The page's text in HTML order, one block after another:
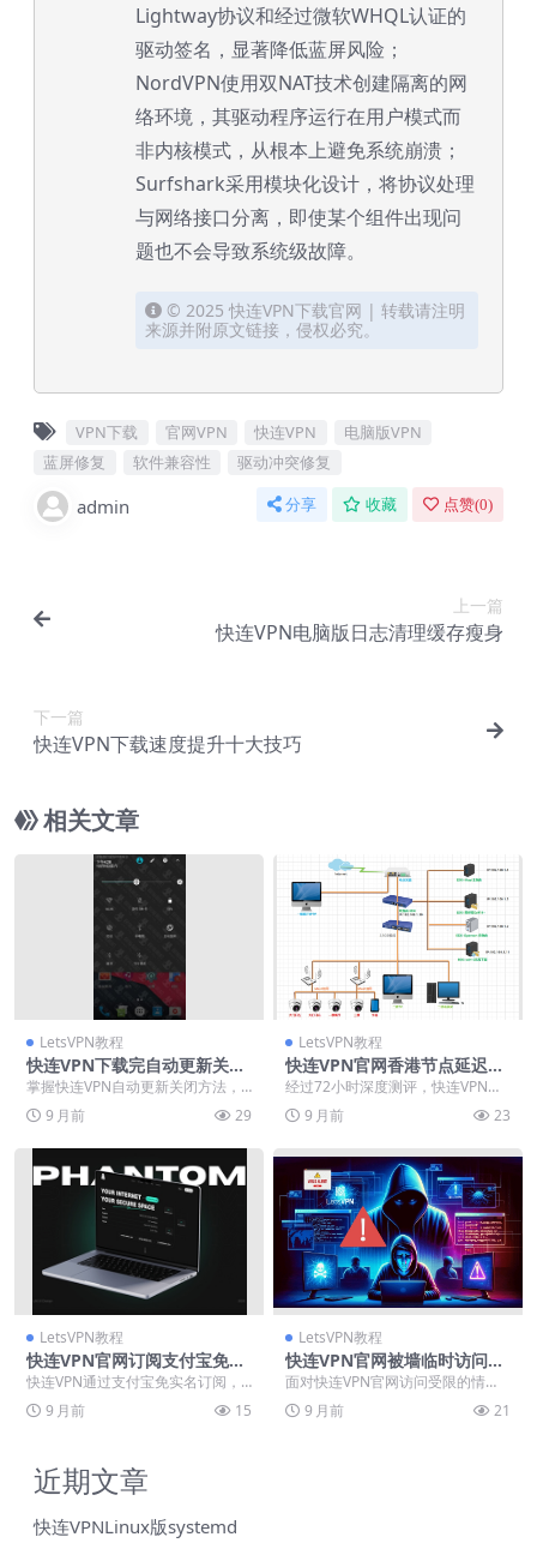
Lightway协议和经过微软WHQL认证的
驱动签名，显著降低蓝屏风险；
NordVPN使用双NAT技术创建隔离的网
络环境，其驱动程序运行在用户模式而
非内核模式，从根本上避免系统崩溃；
Surfshark采用模块化设计，将协议处理
与网络接口分离，即使某个组件出现问
题也不会导致系统级故障。
© 2025 快连VPN下载官网 | 转载请注明
来源并附原文链接，侵权必究。
VPN下载 官网VPN 快连VPN
电脑版VPN
蓝屏修复
软件兼容性 驱动冲突修复
admin 分享 收藏 点赞(0)
上一篇
快连VPN电脑版日志清理缓存瘦身
下一篇
快连VPN下载速度提升十大技巧
相关文章
LetsVPN教程
快连VPN下载完自动更新关闭
方法
掌握快连VPN自动更新关闭方法，
全面管理软件行为避免流量消耗与
连接中断。了解Wi...
9 月前 29
LetsVPN教程
快连VPN官网香港节点延迟测
评
经过72小时深度测评，快连VPN香
港节点展现出卓越性能：平均延迟
低至38毫秒，晚...
9 月前 23
LetsVPN教程
快连VPN官网订阅支付宝免实
名
快连VPN通过支付宝免实名订阅，
为用户提供高效安全的网络隐私保
护方案。该工具以高...
9 月前 15
LetsVPN教程
快连VPN官网被墙临时访问方
案
面对快连VPN官网访问受限的情
况，用户可通过镜像网站、更换DN
S或好友分享等多种...
9 月前 21
近期文章
快连VPNLinux版systemd